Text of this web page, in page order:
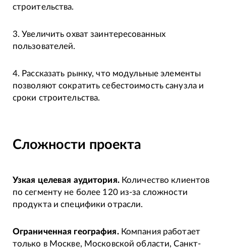
строительства.
3. Увеличить охват заинтересованных
пользователей.
4. Рассказать рынку, что модульные элементы
позволяют сократить себестоимость санузла и
сроки строительства.
Сложности проекта
Узкая целевая аудитория.Количество клиентов
по сегменту не более 120 из-за сложности
продукта и специфики отрасли.
Ограниченная география.Компания работает
только в Москве, Московской области, Санкт-